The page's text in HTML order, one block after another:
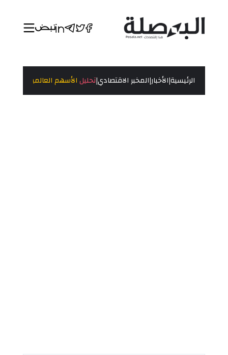
الرئيسية|الأخبار|المخبر الاقتصادي|تحليلالأسهم العالمية تتراجع